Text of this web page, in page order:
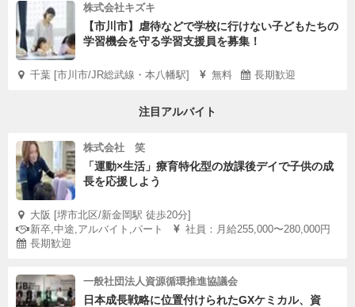
株式会社キズキ
【市川市】虐待などで学校に行けない子どもたちの
学習機会を守る学習支援員を募集！
千葉 [市川市/JR総武線・本八幡駅] 無料 長期歓迎
注目アルバイト
株式会社 笑
「運動×生活」療育特化型の放課後デイで子供の成
長を応援しよう
大阪 [堺市北区/新金岡駅 徒歩20分]
新卒,中途,アルバイト,パート
社員：月給255,000〜280,000円
長期歓迎
一般社団法人資源循環推進協議会
日本成長戦略に位置付けられたGXケミカル、資